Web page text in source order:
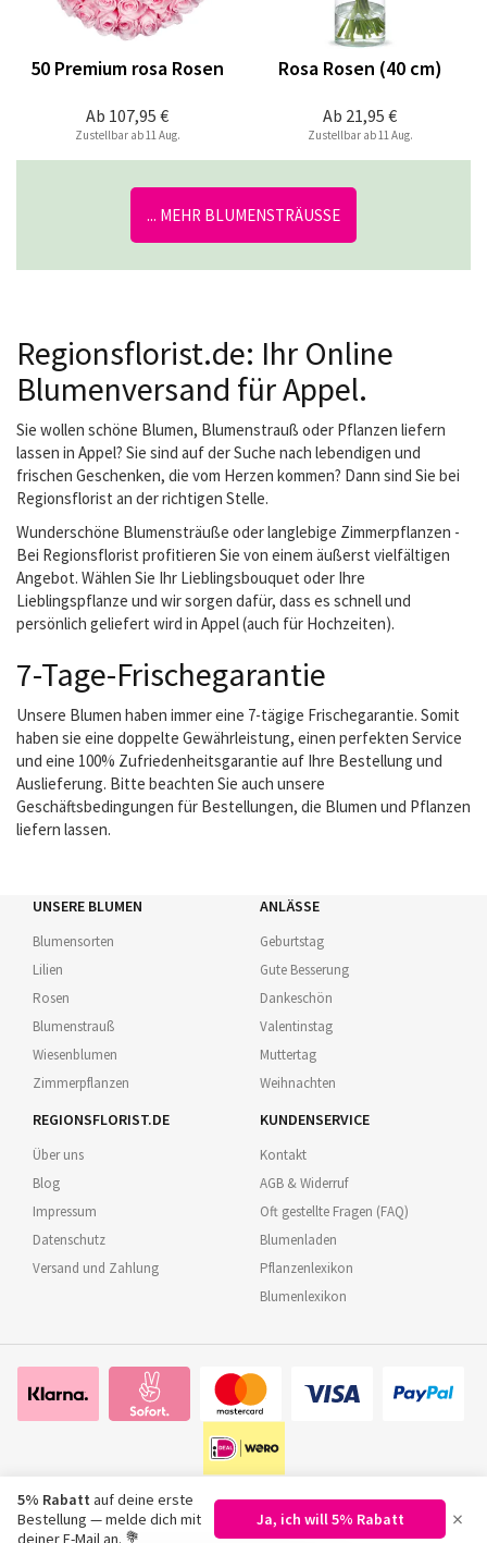
Ab 107,95 €
50 Premium rosa Rosen
Zustellbar ab 11 Aug.
Ab 21,95 €
Rosa Rosen (40 cm)
Zustellbar ab 11 Aug.
... MEHR BLUMENSTRÄUSSE
Regionsflorist.de: Ihr Online
Blumenversand für Appel.
Sie wollen schöne Blumen, Blumenstrauß oder Pflanzen liefern
lassen in Appel? Sie sind auf der Suche nach lebendigen und
frischen Geschenken, die vom Herzen kommen? Dann sind Sie bei
Regionsflorist an der richtigen Stelle.
Wunderschöne Blumensträuße oder langlebige Zimmerpflanzen -
Bei Regionsflorist profitieren Sie von einem äußerst vielfältigen
Angebot. Wählen Sie Ihr Lieblingsbouquet oder Ihre
Lieblingspflanze und wir sorgen dafür, dass es schnell und
persönlich geliefert wird in Appel (auch für Hochzeiten).
7-Tage-Frischegarantie
Unsere Blumen haben immer eine 7-tägige Frischegarantie. Somit
haben sie eine doppelte Gewährleistung, einen perfekten Service
und eine 100% Zufriedenheitsgarantie auf Ihre Bestellung und
Auslieferung. Bitte beachten Sie auch unsere
Geschäftsbedingungen für Bestellungen, die Blumen und Pflanzen
liefern lassen.
UNSERE BLUMEN
Blumensorten
Lilien
Rosen
Blumenstrauß
Wiesenblumen
Zimmerpflanzen
ANLÄSSE
Geburtstag
Gute Besserung
Dankeschön
Valentinstag
Muttertag
Weihnachten
REGIONSFLORIST.DE
Über uns
Blog
Impressum
Datenschutz
Versand und Zahlung
KUNDENSERVICE
Kontakt
AGB & Widerruf
Oft gestellte Fragen (FAQ)
Blumenladen
Pflanzenlexikon
Blumenlexikon
©2026Regionsflorist.de
5% Rabatt auf deine erste
Bestellung — melde dich mit
deiner E-Mail an. 💐
Ja, ich will 5% Rabatt ×